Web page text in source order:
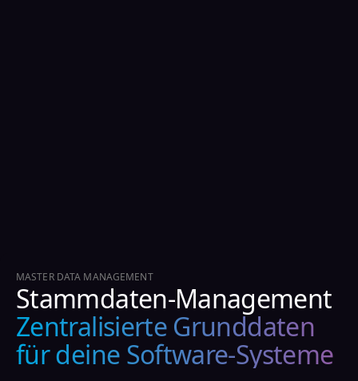
MASTER DATA MANAGEMENT
Stammdaten-Management
Zentralisierte Grunddaten
für deine Software-Systeme